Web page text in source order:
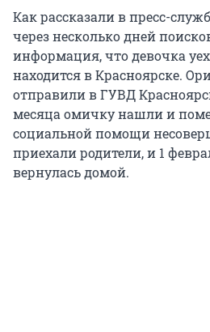
Как рассказали в пресс-
через несколько дней
информация, что девочка
находится в Красноярске.
отправили в ГУВД
месяца омичку нашли и
социальной помощи
приехали родители, и 1
вернулась домой.